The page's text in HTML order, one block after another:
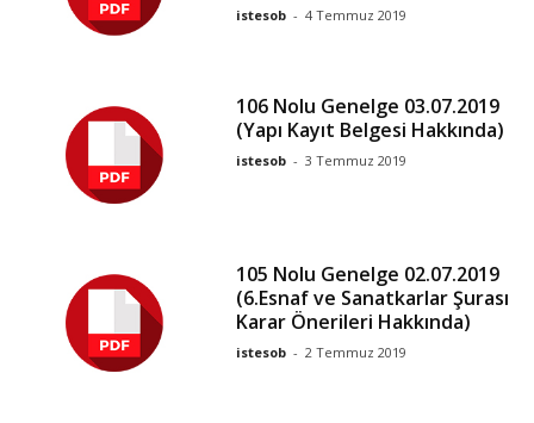
istesob - 4 Temmuz 2019
106 Nolu Genelge 03.07.2019
(Yapı Kayıt Belgesi Hakkında)
istesob - 3 Temmuz 2019
105 Nolu Genelge 02.07.2019
(6.Esnaf ve Sanatkarlar Şurası
Karar Önerileri Hakkında)
istesob - 2 Temmuz 2019